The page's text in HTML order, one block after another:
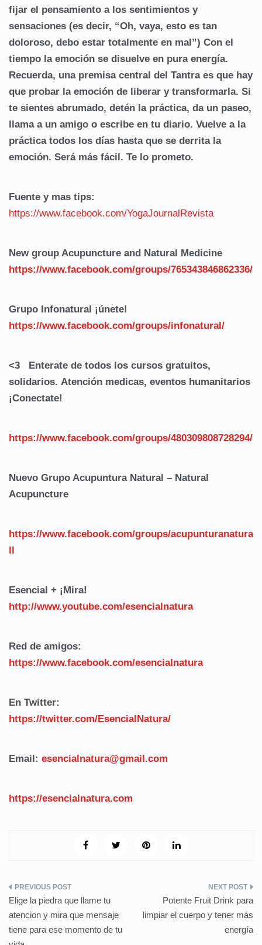
fijar el pensamiento a los sentimientos y
sensaciones (es decir, “Oh, vaya, esto es tan
doloroso, debo estar totalmente en mal”) Con el
tiempo la emoción se disuelve en pura energía.
Recuerda, una premisa central del Tantra es que hay
que probar la emoción de liberar y transformarla. Si
te sientes abrumado, detén la práctica, da un paseo,
llama a un amigo o escribe en tu diario. Vuelve a la
práctica todos los días hasta que se derrita la
emoción. Será más fácil. Te lo prometo.
Fuente y mas tips:
https://www.facebook.com/YogaJournalRevista
New group Acupuncture and Natural Medicine
https://www.facebook.com/groups/765343846862336/
Grupo Infonatural ¡únete!
https://www.facebook.com/groups/infonatural/
<3 Enterate de todos los cursos gratuitos,
solidarios. Atención medicas, eventos humanitarios
¡Conectate!
https://www.facebook.com/groups/480309808728294/
Nuevo Grupo Acupuntura Natural – Natural
Acupuncture
https://www.facebook.com/groups/acupunturanatura
Esencial + ¡Mira!
http://www.youtube.com/esencialnatura
Red de amigos:
https://www.facebook.com/esencialnatura
En Twitter:
https://twitter.com/EsencialNatura/
Email: esencialnatura@gmail.com
https://esencialnatura.com
Navegación
de
entradas
Elige la piedra que llame tu
atencion y mira que mensaje
tiene para ese momento de tu
Potente Fruit Drink para
limpiar el cuerpo y tener más
energía